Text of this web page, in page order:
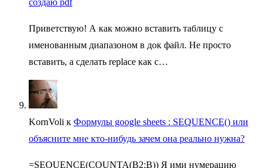
Приветствую! А как можно вставить таблицу с
именованным диапазоном в док файл. Не просто
вставить, а сделать replace как с…
KornVoli к Формулы google sheets : SEQUENCE() или
объясните мне кто-нибудь зачем она реально нужна?
=SEQUENCE(COUNTA(B2:B)) Я ими нумерацию